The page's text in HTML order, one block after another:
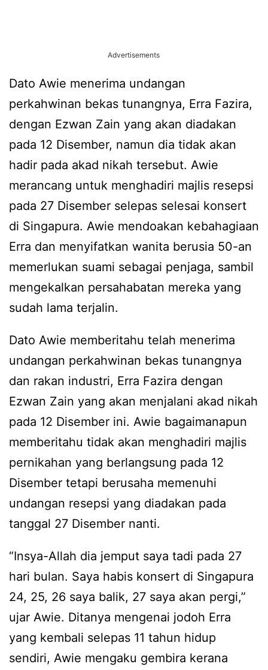
Advertisements
Dato Awie menerima undangan
perkahwinan bekas tunangnya, Erra Fazira,
dengan Ezwan Zain yang akan diadakan
pada 12 Disember, namun dia tidak akan
hadir pada akad nikah tersebut. Awie
merancang untuk menghadiri majlis resepsi
pada 27 Disember selepas selesai konsert
di Singapura. Awie mendoakan kebahagiaan
Erra dan menyifatkan wanita berusia 50-an
memerlukan suami sebagai penjaga, sambil
mengekalkan persahabatan mereka yang
sudah lama terjalin.
Dato Awie memberitahu telah menerima
undangan perkahwinan bekas tunangnya
dan rakan industri, Erra Fazira dengan
Ezwan Zain yang akan menjalani akad nikah
pada 12 Disember ini. Awie bagaimanapun
memberitahu tidak akan menghadiri majlis
pernikahan yang berlangsung pada 12
Disember tetapi berusaha memenuhi
undangan resepsi yang diadakan pada
tanggal 27 Disember nanti.
“Insya-Allah dia jemput saya tadi pada 27
hari bulan. Saya habis konsert di Singapura
24, 25, 26 saya balik, 27 saya akan pergi,”
ujar Awie. Ditanya mengenai jodoh Erra
yang kembali selepas 11 tahun hidup
sendiri, Awie mengaku gembira kerana